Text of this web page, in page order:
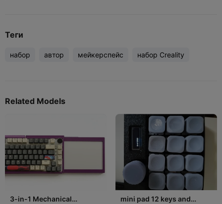
Теги
набор автор мейкерспейс набор Creality
Related Models
3-in-1 Mechanical
mini pad 12 keys and